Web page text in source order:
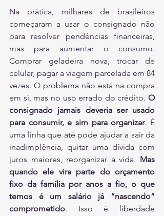
Na prática, milhares de brasileiros
começaram a usar o consignado não
para resolver pendências financeiras,
mas para aumentar o consumo.
Comprar geladeira nova, trocar de
celular, pagar a viagem parcelada em 84
vezes. O problema não está na compra
em si, mas no uso errado do crédito. O
consignado jamais deveria ser usado
para consumir, e sim para organizar. É
uma linha que até pode ajudar a sair da
inadimplência, quitar uma dívida com
juros maiores, reorganizar a vida. Mas
quando ele vira parte do orçamento
fixo da família por anos a fio, o que
temos é um salário já “nascendo”
comprometido. Isso é liberdade